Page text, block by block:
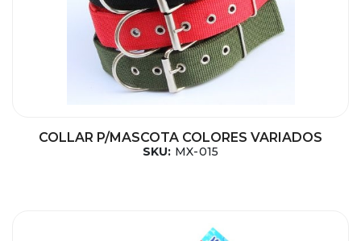
COLLAR P/MASCOTA COLORES VARIADOS
SKU: MX-015